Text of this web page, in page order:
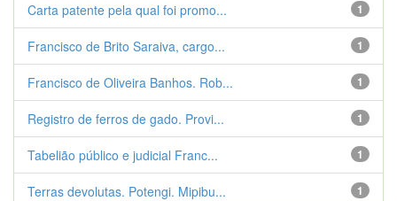
1
Carta patente pela qual foi promo...
1
Francisco de Brito Saraiva, cargo...
1
Francisco de Oliveira Banhos. Rob...
1
Registro de ferros de gado. Provi...
1
Tabelião público e judicial Franc...
1
Terras devolutas. Potengi. Mipibu...